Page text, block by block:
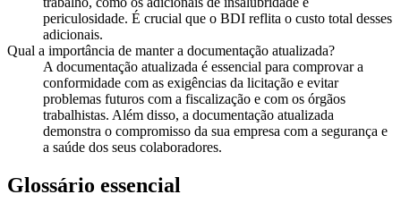
periculosidade. É crucial que o BDI reflita o custo total desses
adicionais.
Qual a importância de manter a documentação atualizada?
A documentação atualizada é essencial para comprovar a
conformidade com as exigências da licitação e evitar
problemas futuros com a fiscalização e com os órgãos
trabalhistas. Além disso, a documentação atualizada
demonstra o compromisso da sua empresa com a segurança e
a saúde dos seus colaboradores.
Glossário essencial